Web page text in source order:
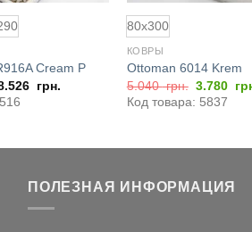
Cream P
грн.
80x300
КОВРЫ
Ottoman 6014 Krem
5.040грн.
цена
3.780
Код товара: 5837
ПОЛЕЗНАЯ ИНФОРМАЦИЯ